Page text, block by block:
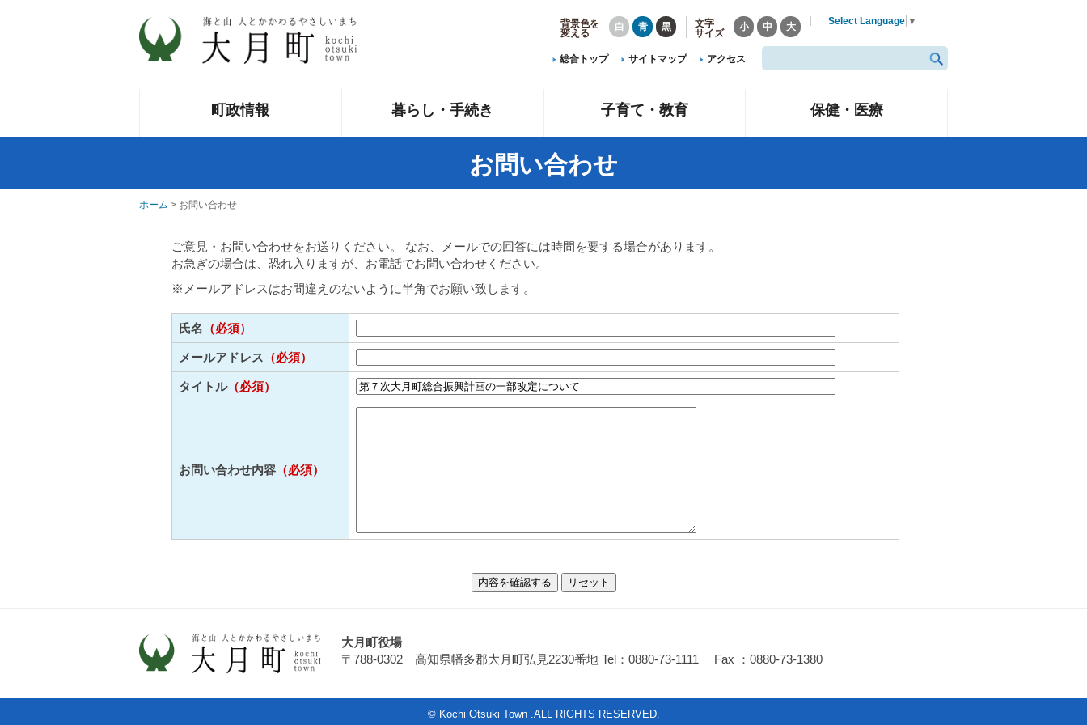
背景色を
変える
白 青 黒
文字
サイズ
小 中 大 Select Language ▼
総合トップ サイトマップ アクセス
町政情報 暮らし・手続き 子育て・教育 保健・医療
お問い合わせ
ホーム > お問い合わせ
ご意見・お問い合わせをお送りください。 なお、メールでの回答には時間を要する場合があります。
お急ぎの場合は、恐れ入りますが、お電話でお問い合わせください。
※メールアドレスはお間違えのないように半角でお願い致します。
氏名 （必須）
メールアドレス （必須）
タイトル（必須）
お問い合わせ内容（必須）
大月町役場
〒788-0302 高知県幡多郡大月町弘見2230番地 Tel：0880-73-1111 Fax ：0880-73-1380
© Kochi Otsuki Town .ALL RIGHTS RESERVED.